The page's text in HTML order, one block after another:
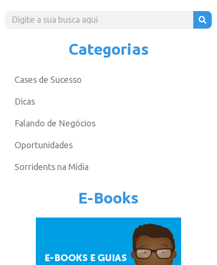
Categorias
Cases de Sucesso
Dicas
Falando de Negócios
Oportunidades
Sorridents na Mídia
E-Books